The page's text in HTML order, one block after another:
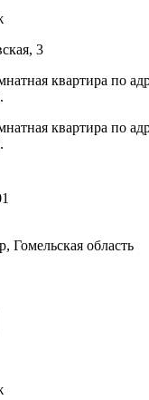
3
квартира по
квартира по
Гомельская область